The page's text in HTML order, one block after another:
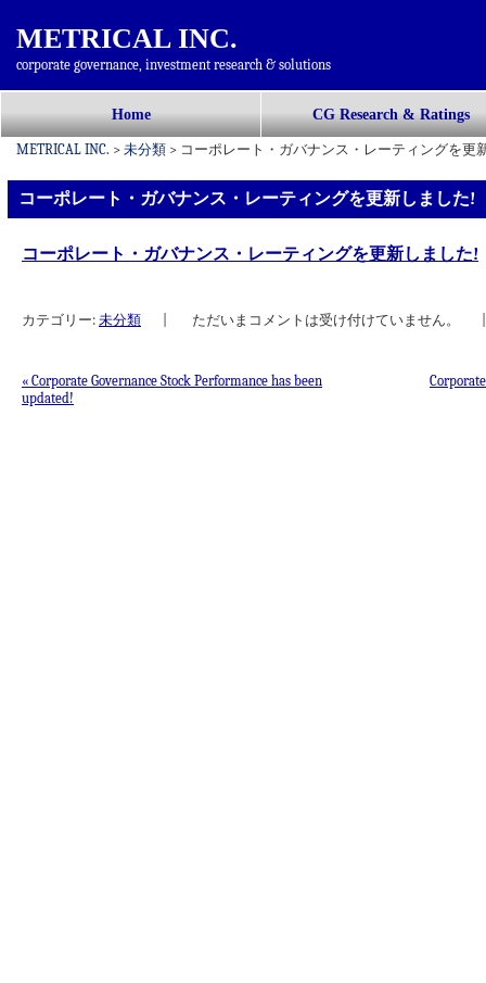
METRICAL INC.
corporate governance, investment research & solutions
メインメニュー
ン
ン
ツ
へ
Home CG Research & Ratings
METRICAL INC. > 未分類 > コーポレート・ガバナンス・レーティングを更
コーポレート・ガバナンス・レーティングを更新しました!
コーポレート・ガバナンス・レーティングを更新しました!
カテゴリー: 未分類 ただいまコメントは受け付けていません。
投稿ナビゲーション
« Corporate Governance Stock Performance has been
updated!